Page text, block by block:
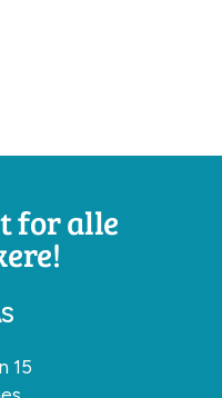
for alle
15